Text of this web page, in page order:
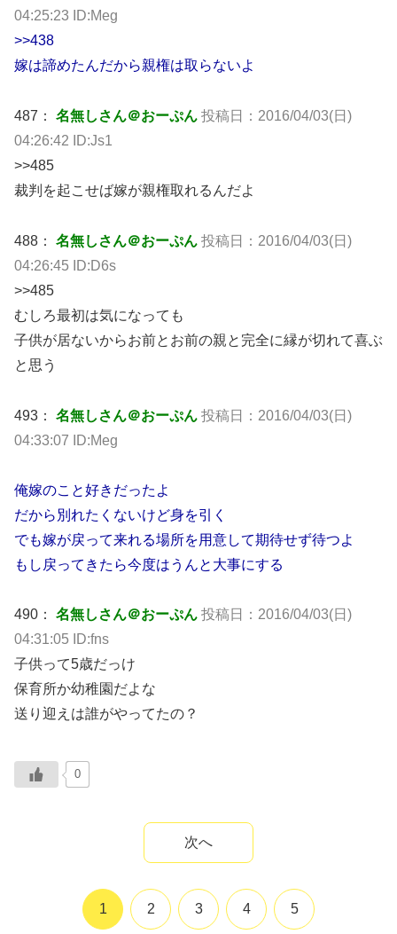
04:25:23 ID:Meg
>>438
嫁は諦めたんだから親権は取らないよ
487： 名無しさん＠おーぷん 投稿日：2016/04/03(日)
04:26:42 ID:Js1
>>485
裁判を起こせば嫁が親権取れるんだよ
488： 名無しさん＠おーぷん 投稿日：2016/04/03(日)
04:26:45 ID:D6s
>>485
むしろ最初は気になっても
子供が居ないからお前とお前の親と完全に縁が切れて喜ぶ
と思う
493： 名無しさん＠おーぷん 投稿日：2016/04/03(日)
04:33:07 ID:Meg
俺嫁のこと好きだったよ
だから別れたくないけど身を引く
でも嫁が戻って来れる場所を用意して期待せず待つよ
もし戻ってきたら今度はうんと大事にする
490： 名無しさん＠おーぷん 投稿日：2016/04/03(日)
04:31:05 ID:fns
子供って5歳だっけ
保育所か幼稚園だよな
送り迎えは誰がやってたの？
0
次へ
1 2 3 4 5